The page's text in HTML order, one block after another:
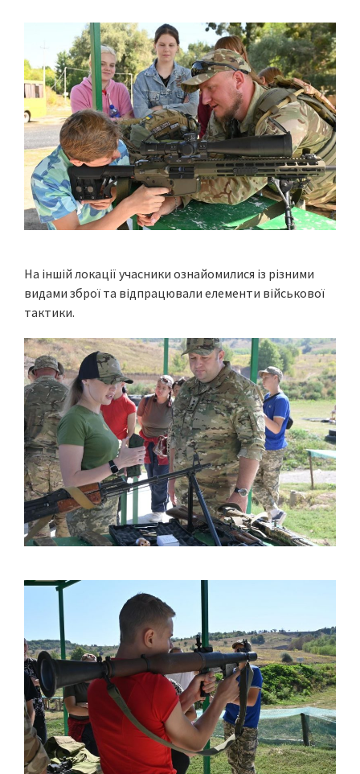
На іншій локації учасники ознайомилися із різними
видами зброї та відпрацювали елементи військової
тактики.